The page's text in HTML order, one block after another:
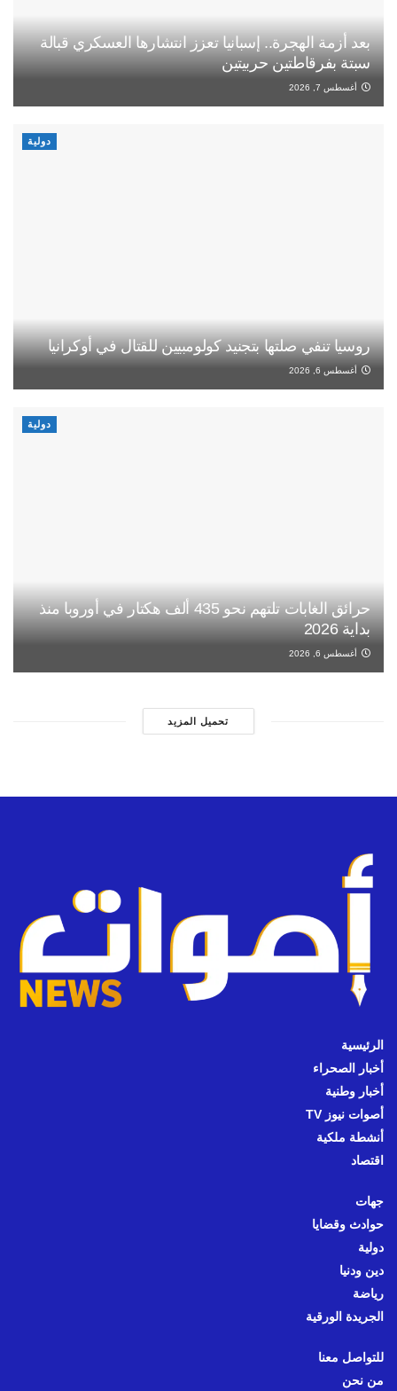
بعد أزمة الهجرة.. إسبانيا تعزز انتشارها العسكري قبالة
سبتة بفرقاطتين حربيتين
أغسطس 7, 2026
دولية
روسيا تنفي صلتها بتجنيد كولومبيين للقتال في أوكرانيا
أغسطس 6, 2026
دولية
حرائق الغابات تلتهم نحو 435 ألف هكتار في أوروبا منذ
بداية 2026
أغسطس 6, 2026
تحميل المزيد
الرئيسية
أخبار الصحراء
أخبار وطنية
أصوات نيوز TV
أنشطة ملكية
اقتصاد
جهات
حوادث وقضايا
دولية
دين ودنيا
رياضة
الجريدة الورقية
للتواصل معنا
من نحن